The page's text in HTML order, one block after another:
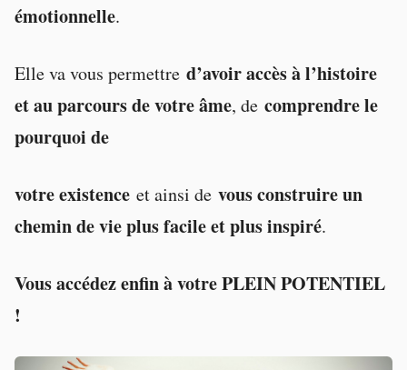
émotionnelle.
Elle va vous permettre d’avoir accès à l’histoire
et au parcours de votre âme, de comprendre le
pourquoi de
votre existence et ainsi de vous construire un
chemin de vie plus facile et plus inspiré.
Vous accédez enfin à votre PLEIN POTENTIEL
!